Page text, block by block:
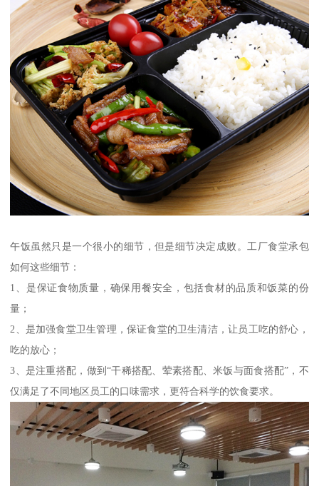
午饭虽然只是一个很小的细节，但是细节决定成败。工厂食堂承包
如何这些细节：
1、是保证食物质量，确保用餐安全，包括食材的品质和饭菜的份
量；
2、是加强食堂卫生管理，保证食堂的卫生清洁，让员工吃的舒心，
吃的放心；
3、是注重搭配，做到“干稀搭配、荤素搭配、米饭与面食搭配”，不
仅满足了不同地区员工的口味需求，更符合科学的饮食要求。